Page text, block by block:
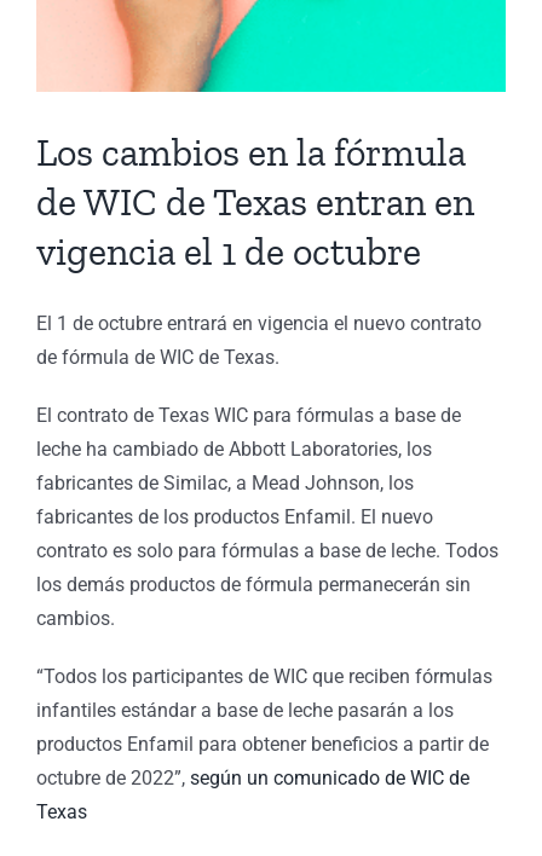
Los cambios en la fórmula
de WIC de Texas entran en
vigencia el 1 de octubre
El 1 de octubre entrará en vigencia el nuevo contrato
de fórmula de WIC de Texas.
El contrato de Texas WIC para fórmulas a base de
leche ha cambiado de Abbott Laboratories, los
fabricantes de Similac, a Mead Johnson, los
fabricantes de los productos Enfamil. El nuevo
contrato es solo para fórmulas a base de leche. Todos
los demás productos de fórmula permanecerán sin
cambios.
“Todos los participantes de WIC que reciben fórmulas
infantiles estándar a base de leche pasarán a los
productos Enfamil para obtener beneficios a partir de
octubre de 2022”, según un comunicado de WIC de
Texas